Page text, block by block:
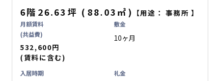
6階 26.63坪 ( 88.03 ㎡ ) 【用途：事務所 】
月額賃料
(共益費)
532,600円
(賃料に含む)
敷金
10ヶ月
入居時期 礼金